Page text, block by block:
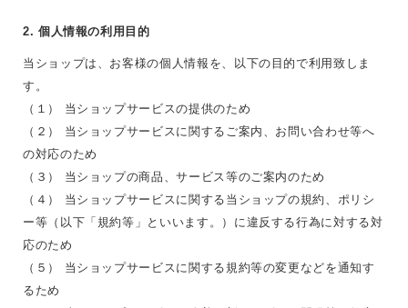
2. 個人情報の利用目的
当ショップは、お客様の個人情報を、以下の目的で利用致しま
す。
（１） 当ショップサービスの提供のため
（２） 当ショップサービスに関するご案内、お問い合わせ等へ
の対応のため
（３） 当ショップの商品、サービス等のご案内のため
（４） 当ショップサービスに関する当ショップの規約、ポリシ
ー等（以下「規約等」といいます。）に違反する行為に対する対
応のため
（５） 当ショップサービスに関する規約等の変更などを通知す
るため